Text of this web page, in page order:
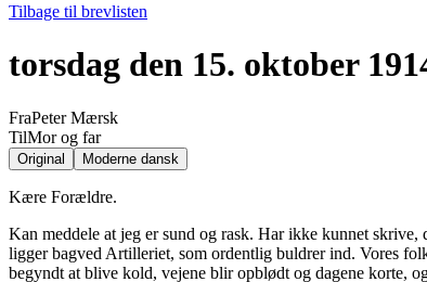
Tilbage til brevlisten
torsdag den 15. oktober
FraPeter Mærsk
TilMor og far
Original Moderne dansk
Kære Forældre.
Kan meddele at jeg er sund og rask. Har ikke kunnet
ligger bagved Artilleriet, som ordentlig buldrer ind. Vores
begyndt at blive kold, vejene blir opblødt og dagene korte,